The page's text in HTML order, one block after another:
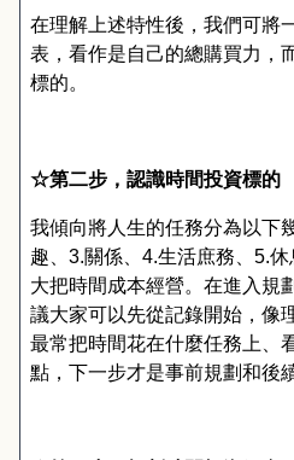
在理解上述特性後 ， 我們可將
表 ， 看作是自己的總購買力 ，
標的。
☆第二步，認識時間投資標的
我傾向將人生的任務分為以下
趣
3.關係 4.生活庶務 5.休
大把時間成本經營。 在進入規
議大家可以先從記錄開始 ， 像
最常把時間花在什麼任務上
點 ， 下一步才是事前規劃和後